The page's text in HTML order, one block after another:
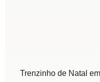
Trenzinho de Natal